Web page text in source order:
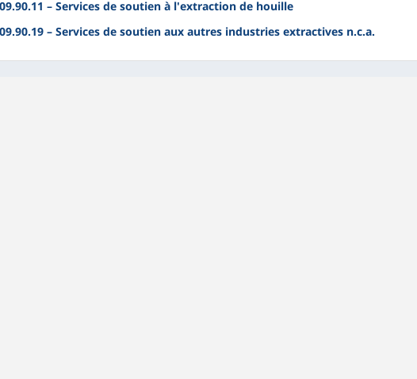
09.90.11 – Services de soutien à l'extraction de houille
09.90.19 – Services de soutien aux autres industries extractives n.c.a.